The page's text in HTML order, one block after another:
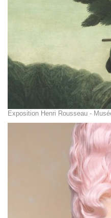
Exposition Henri Rousseau -